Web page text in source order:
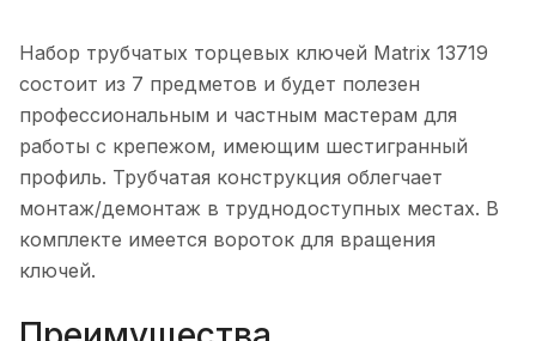
Набор трубчатых торцевых ключей Matrix 13719
состоит из 7 предметов и будет полезен
профессиональным и частным мастерам для
работы с крепежом, имеющим шестигранный
профиль. Трубчатая конструкция облегчает
монтаж/демонтаж в труднодоступных местах. В
комплекте имеется вороток для вращения
ключей.